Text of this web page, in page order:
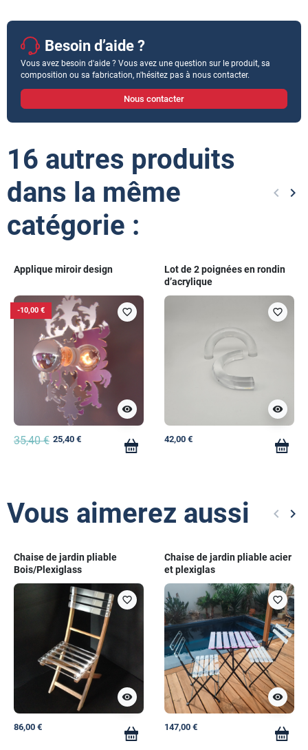
Besoin d’aide ?
Vous avez besoin d'aide ? Vous avez une question sur le produit, sa
composition ou sa fabrication, n'hésitez pas à nous contacter.
Nous contacter
16 autres produits
dans la même
catégorie :
keyboard_arrow_left keyboard_arrow_right
Applique miroir design
-10,00 €
visibility
favorite_border
35,40 € 25,40 €
Lot de 2 poignées en rondin
d’acrylique
visibility
favorite_border
42,00 €
Vous aimerez aussi keyboard_arrow_left keyboard_arrow_right
Chaise de jardin pliable
Bois/Plexiglass
visibility
favorite_border
86,00 €
Chaise de jardin pliable acier
et plexiglas
visibility
favorite_border
147,00 €